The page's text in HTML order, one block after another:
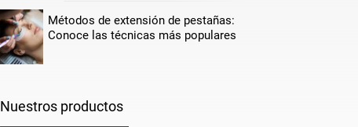
Métodos de extensión de pestañas:
Conoce las técnicas más populares
Nuestros productos